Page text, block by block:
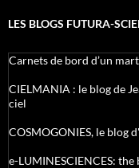
LES BLOGS FUTURA-
Carnets de bord d’un
CIELMANIA : le blog de
ciel
COSMOGONIES, le blog
e-LUMINESCIENCES: